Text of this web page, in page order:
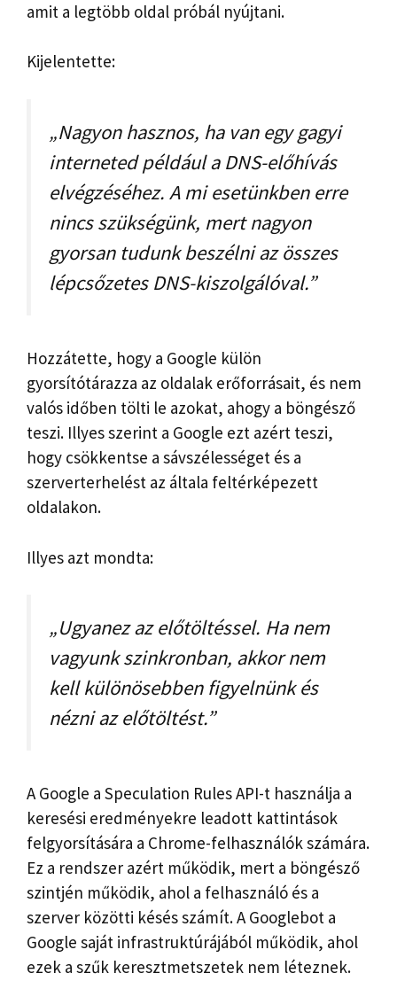
amit a legtöbb oldal próbál nyújtani.
Kijelentette:
„Nagyon hasznos, ha van egy gagyi
interneted például a DNS-előhívás
elvégzéséhez. A mi esetünkben erre
nincs szükségünk, mert nagyon
gyorsan tudunk beszélni az összes
lépcsőzetes DNS-kiszolgálóval.”
Hozzátette, hogy a Google külön
gyorsítótárazza az oldalak erőforrásait, és nem
valós időben tölti le azokat, ahogy a böngésző
teszi. Illyes szerint a Google ezt azért teszi,
hogy csökkentse a sávszélességet és a
szerverterhelést az általa feltérképezett
oldalakon.
Illyes azt mondta:
„Ugyanez az előtöltéssel. Ha nem
vagyunk szinkronban, akkor nem
kell különösebben figyelnünk és
nézni az előtöltést.”
A Google a Speculation Rules API-t használja a
keresési eredményekre leadott kattintások
felgyorsítására a Chrome-felhasználók számára.
Ez a rendszer azért működik, mert a böngésző
szintjén működik, ahol a felhasználó és a
szerver közötti késés számít. A Googlebot a
Google saját infrastruktúrájából működik, ahol
ezek a szűk keresztmetszetek nem léteznek.